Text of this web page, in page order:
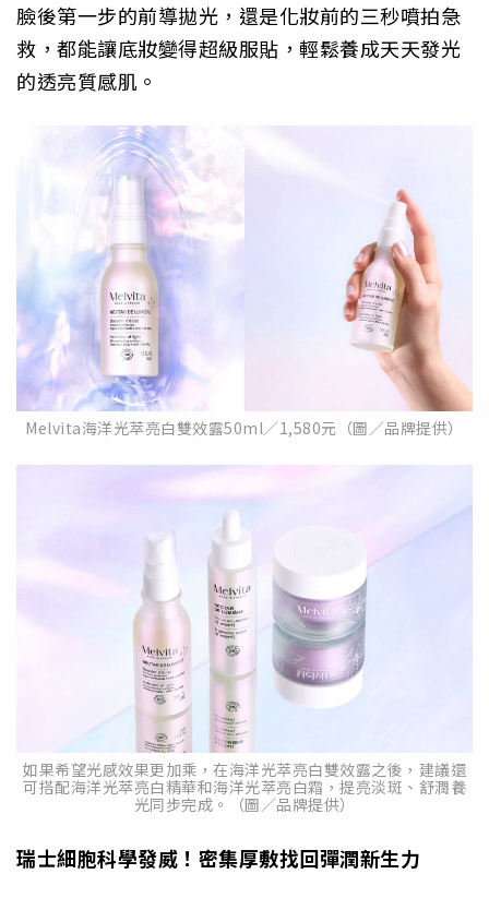
臉後第一步的前導拋光，還是化妝前的三秒噴拍急
救，都能讓底妝變得超級服貼，輕鬆養成天天發光
的透亮質感肌。
Melvita海洋光萃亮白雙效露50ml／1,580元（圖／品牌提供）
如果希望光感效果更加乘，在海洋光萃亮白雙效露之後，建議還
可搭配海洋光萃亮白精華和海洋光萃亮白霜，提亮淡斑、舒潤養
光同步完成。（圖／品牌提供）
瑞士細胞科學發威！密集厚敷找回彈潤新生力